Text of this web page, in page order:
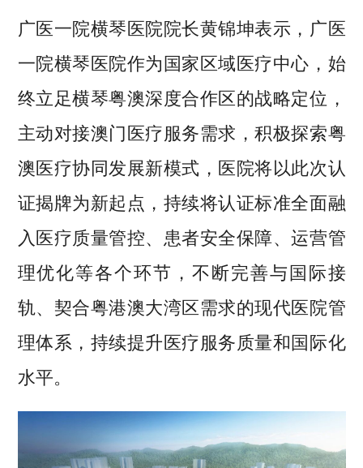
广医一院横琴医院院长黄锦坤表示，广医
一院横琴医院作为国家区域医疗中心，始
终立足横琴粤澳深度合作区的战略定位，
主动对接澳门医疗服务需求，积极探索粤
澳医疗协同发展新模式，医院将以此次认
证揭牌为新起点，持续将认证标准全面融
入医疗质量管控、患者安全保障、运营管
理优化等各个环节，不断完善与国际接
轨、契合粤港澳大湾区需求的现代医院管
理体系，持续提升医疗服务质量和国际化
水平。